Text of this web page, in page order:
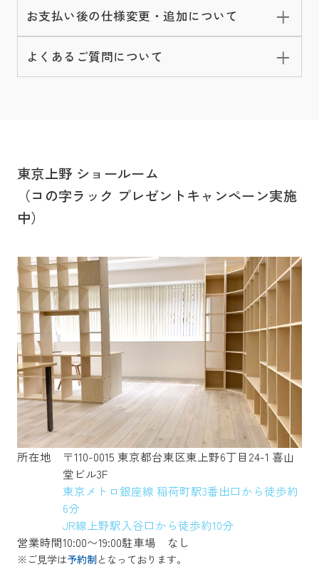
お支払い後の仕様変更・追加について
よくあるご質問について
東京上野 ショールーム
（コの字ラック プレゼントキャンペーン実施
中）
所在地
〒110-0015 東京都台東区東上野6丁目24-1 喜山
堂ビル3F
東京メトロ銀座線 稲荷町駅3番出口から徒歩約
6分
JR線上野駅入谷口から徒歩約10分
営業時間10:00〜19:00駐車場 なし
※ご見学は予約制となっております。